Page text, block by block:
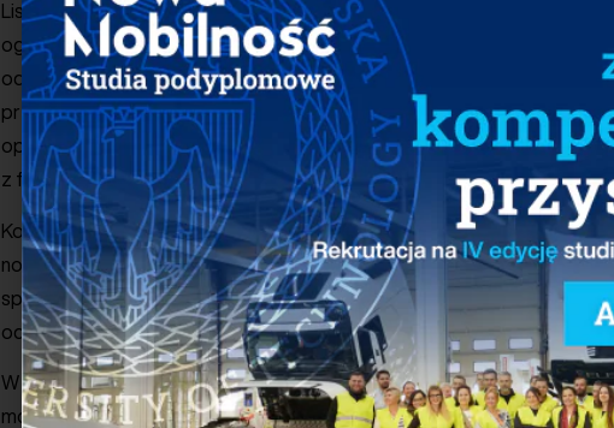
Listę otwiera wprowadzenie E-Taryfy, która pozwoli utrzymać
ogólnodostępne stacje ładowania pojazdów elektrycznych.
odpowiedzią na problem nadmiernego obciążenia operatorów
przy niskim poziomie wykorzystania infrastruktury ładowania.
opłat zmiennych i zniesienie opłaty stałej, co pozwoli prawidłowo
z funkcjonowaniem infrastruktury ładowania na wczesnym etapie jej
Kolejnym postulatem jest wprowadzenie pakietu rozwiązań
nowych stacji ładowania. Zaadresowano przede wszystkim problem
spośród zaproponowanych rozwiązań oparto na mechanizmach
odnawialnych źródeł energii.
W obszarze infrastruktury ładowania Izby rekomendują też
mocy typu AC. Rezygnacja z wymogu uzyskania opinii rzeczoznawcy